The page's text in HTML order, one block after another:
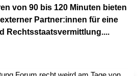
von 90 bis 120 Minuten bieten
Partner:innen für eine
Rechtsstaatsvermittlung....